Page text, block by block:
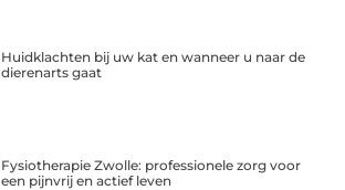
Huidklachten bij uw kat en wanneer u naar de
dierenarts gaat
Fysiotherapie Zwolle: professionele zorg voor
een pijnvrij en actief leven